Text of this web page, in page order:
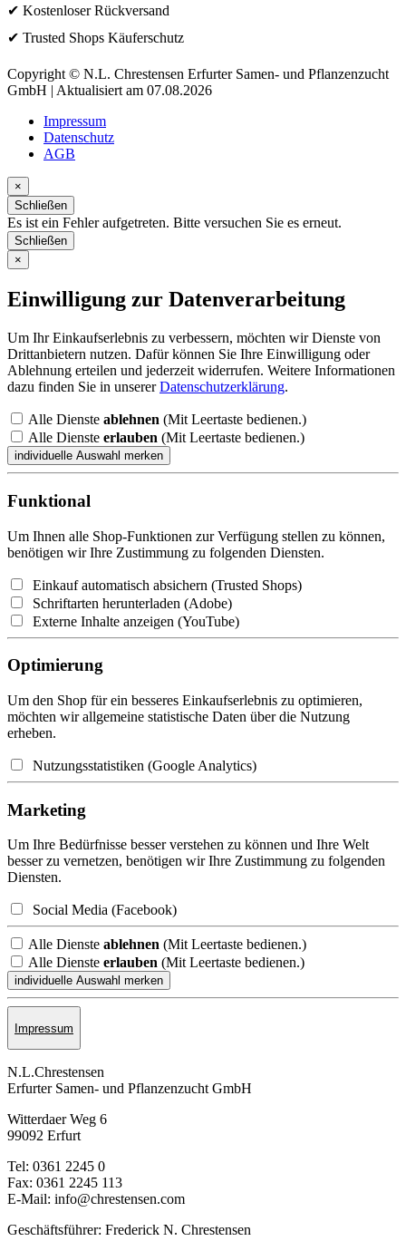
✔ Kostenloser Rückversand
✔ Trusted Shops Käuferschutz
Copyright © N.L. Chrestensen Erfurter Samen- und Pflanzenzucht
GmbH | Aktualisiert am 07.08.2026
Impressum
Datenschutz
AGB
×
Schließen
Es ist ein Fehler aufgetreten. Bitte versuchen Sie es erneut.
Schließen
×
Einwilligung zur Datenverarbeitung
Um Ihr Einkaufserlebnis zu verbessern, möchten wir Dienste von
Drittanbietern nutzen. Dafür können Sie Ihre Einwilligung oder
Ablehnung erteilen und jederzeit widerrufen. Weitere Informationen
dazu finden Sie in unsererDatenschutzerklärung.
Alle Dienste ablehnen (Mit Leertaste bedienen.)
Alle Dienste erlauben (Mit Leertaste bedienen.)
Funktional
Um Ihnen alle Shop-Funktionen zur Verfügung stellen zu können,
benötigen wir Ihre Zustimmung zu folgenden Diensten.
Einkauf automatisch absichern (Trusted Shops)
Schriftarten herunterladen (Adobe)
Externe Inhalte anzeigen (YouTube)
Optimierung
Um den Shop für ein besseres Einkaufserlebnis zu optimieren,
möchten wir allgemeine statistische Daten über die Nutzung
erheben.
Nutzungsstatistiken (Google Analytics)
Marketing
Um Ihre Bedürfnisse besser verstehen zu können und Ihre Welt
besser zu vernetzen, benötigen wir Ihre Zustimmung zu folgenden
Diensten.
Social Media (Facebook)
Alle Dienste ablehnen (Mit Leertaste bedienen.)
Alle Dienste erlauben (Mit Leertaste bedienen.)
Impressum
N.L.Chrestensen
Erfurter Samen- und Pflanzen­zucht GmbH
Witterdaer Weg 6
99092 Erfurt
Tel: 0361 2245 0
Fax: 0361 2245 113
E-Mail: info@chrestensen.com
Geschäftsführer: Frederick N. Chrestensen